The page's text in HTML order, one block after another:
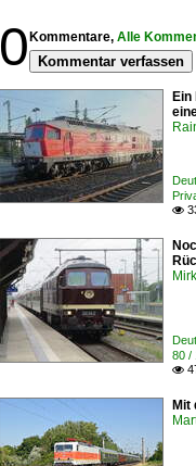
0 Kommentare, Alle
Kommentar verfassen

80 /

Mit